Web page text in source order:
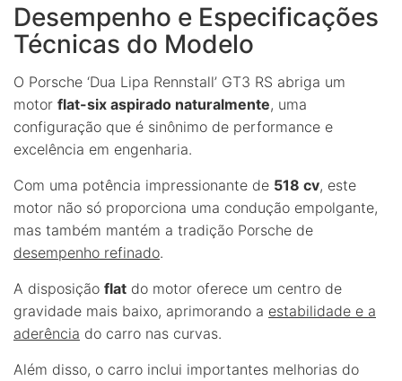
Desempenho e Especificações
Técnicas do Modelo
O Porsche ‘Dua Lipa Rennstall’ GT3 RS abriga um
motor flat-six aspirado naturalmente, uma
configuração que é sinônimo de performance e
excelência em engenharia.
Com uma potência impressionante de 518 cv, este
motor não só proporciona uma condução empolgante,
mas também mantém a tradição Porsche de
desempenho refinado.
A disposição flat do motor oferece um centro de
gravidade mais baixo, aprimorando a estabilidade e a
aderência do carro nas curvas.
Além disso, o carro inclui importantes melhorias do